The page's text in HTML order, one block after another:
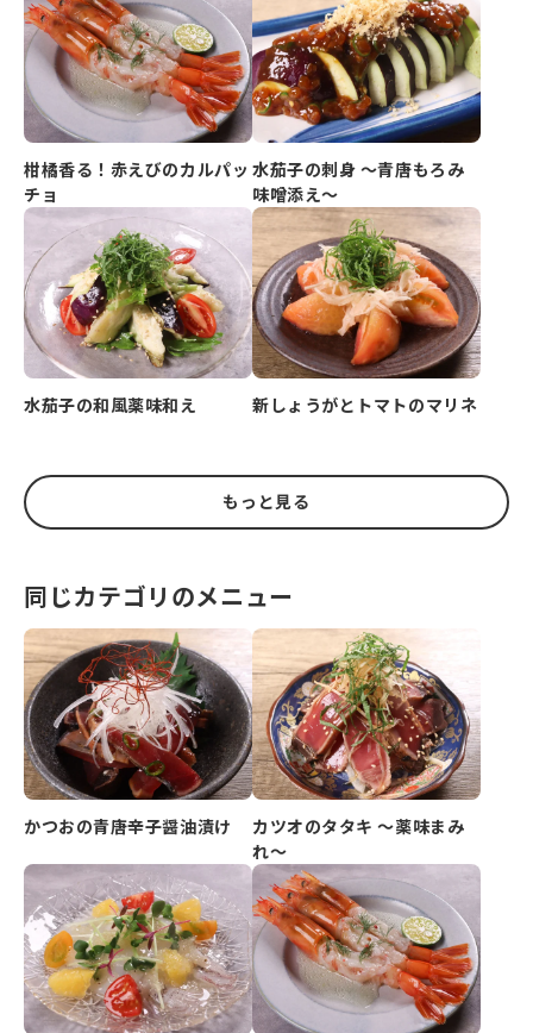
柑橘香る！赤えびのカルパッ
チョ
水茄子の刺身 ～青唐もろみ
味噌添え～
水茄子の和風薬味和え 新しょうがとトマトのマリネ
もっと見る
同じカテゴリのメニュー
かつおの青唐辛子醤油漬け
カツオのタタキ ～薬味まみ
れ～